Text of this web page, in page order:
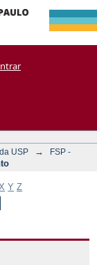
USP →
FSP -
Y Z